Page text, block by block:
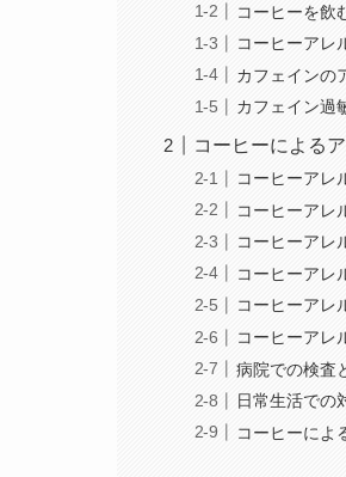
コーヒーを飲
コーヒーアレ
カフェインの
カフェイン過
コーヒーによる
コーヒーアレ
コーヒーアレ
コーヒーアレ
コーヒーアレ
コーヒーアレ
コーヒーアレ
病院での検査
日常生活での
コーヒーによ